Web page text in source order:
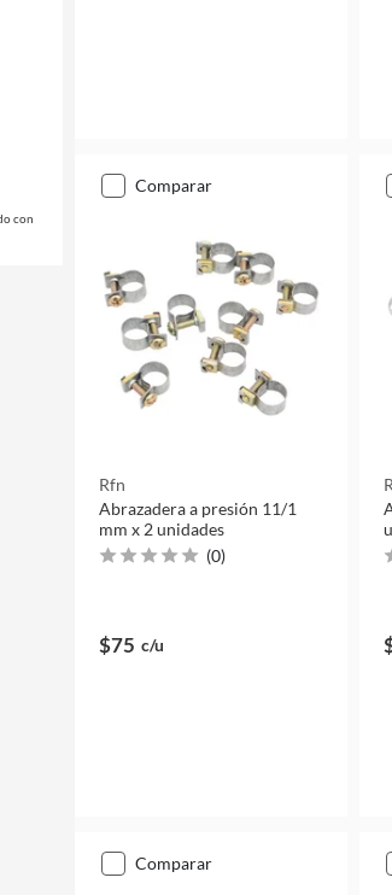
con
comparar
Rfn
Abrazadera a presión 11/1
mm x 2 unidades
(0)
$75 c/u
comparar